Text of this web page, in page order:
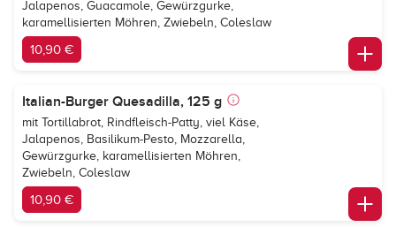
Jalapenos, Guacamole, Gewürzgurke,
karamellisierten Möhren, Zwiebeln, Coleslaw
10,90 €
Italian-Burger Quesadilla, 125 g
mit Tortillabrot, Rindfleisch-Patty, viel Käse,
Jalapenos, Basilikum-Pesto, Mozzarella,
Gewürzgurke, karamellisierten Möhren,
Zwiebeln, Coleslaw
10,90 €